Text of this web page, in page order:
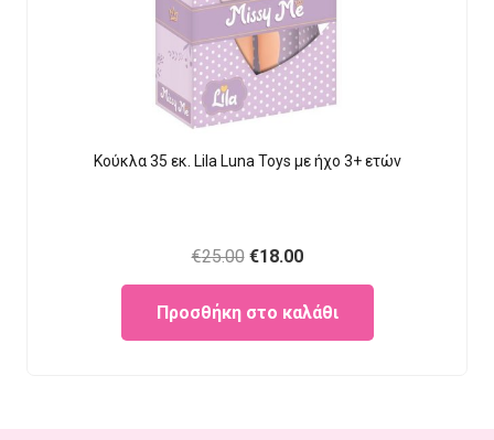
Κούκλα 35 εκ. Lila Luna Τοys με ήχο 3+ ετών
€25.00 Original
price
was:
€25.00.
€18.00Current
price
is:
€18.00.
Προσθήκη στο καλάθι